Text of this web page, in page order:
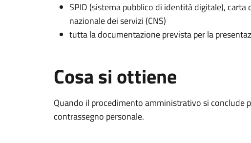
SPID (sistema pubblico di identità digitale), carta
nazionale dei servizi (CNS)
tutta la documentazione prevista per la
Cosa si ottiene
Quando il procedimento amministrativo si conclude
contrassegno personale.